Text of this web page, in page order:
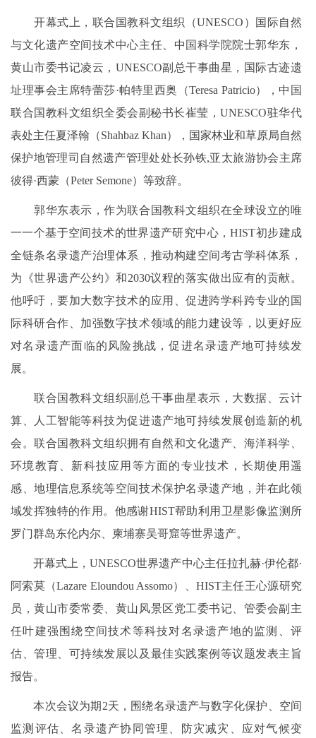
开幕式上，联合国教科文组织（UNESCO）国际自然
与文化遗产空间技术中心主任、中国科学院院士郭华东，
黄山市委书记凌云，UNESCO副总干事曲星，国际古迹遗
址理事会主席特蕾莎·帕特里西奥（Teresa Patricio），中国
联合国教科文组织全委会副秘书长崔莹，UNESCO驻华代
表处主任夏泽翰（Shahbaz Khan），国家林业和草原局自然
保护地管理司自然遗产管理处处长孙铁,亚太旅游协会主席
彼得·西蒙（Peter Semone）等致辞。
郭华东表示，作为联合国教科文组织在全球设立的唯
一一个基于空间技术的世界遗产研究中心，HIST初步建成
全链条名录遗产治理体系，推动构建空间考古学科体系，
为《世界遗产公约》和2030议程的落实做出应有的贡献。
他呼吁，要加大数字技术的应用、促进跨学科跨专业的国
际科研合作、加强数字技术领域的能力建设等，以更好应
对名录遗产面临的风险挑战，促进名录遗产地可持续发
展。
联合国教科文组织副总干事曲星表示，大数据、云计
算、人工智能等科技为促进遗产地可持续发展创造新的机
会。联合国教科文组织拥有自然和文化遗产、海洋科学、
环境教育、新科技应用等方面的专业技术，长期使用遥
感、地理信息系统等空间技术保护名录遗产地，并在此领
域发挥独特的作用。他感谢HIST帮助利用卫星影像监测所
罗门群岛东伦内尔、柬埔寨吴哥窟等世界遗产。
开幕式上，UNESCO世界遗产中心主任拉扎赫·伊伦都·
阿索莫（Lazare Eloundou Assomo）、HIST主任王心源研究
员，黄山市委常委、黄山风景区党工委书记、管委会副主
任叶建强围绕空间技术等科技对名录遗产地的监测、评
估、管理、可持续发展以及最佳实践案例等议题发表主旨
报告。
本次会议为期2天，围绕名录遗产与数字化保护、空间
监测评估、名录遗产协同管理、防灾减灾、应对气候变